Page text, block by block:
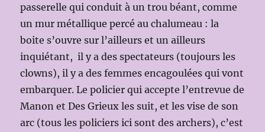
passerelle qui conduit à un trou béant, comme
un mur métallique percé au chalumeau : la
boite s’ouvre sur l’ailleurs et un ailleurs
inquiétant, il y a des spectateurs (toujours les
clowns), il y a des femmes encagoulées qui vont
embarquer. Le policier qui accepte l’entrevue de
Manon et Des Grieux les suit, et les vise de son
arc (tous les policiers ici sont des archers), c’est